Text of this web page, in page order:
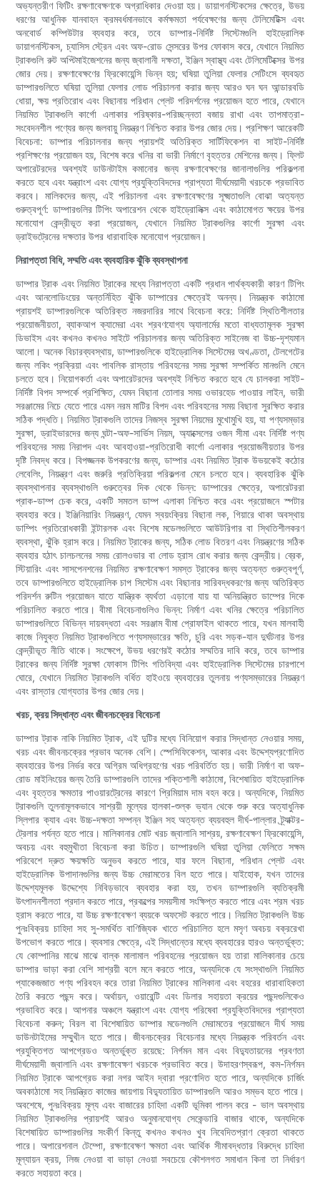
অভ্যন্তরীণ ফিটিং রক্ষণাবেক্ষণকে অগ্রাধিকার দেওয়া হয়। ডায়াগনস্টিকসের ক্ষেত্রে, উভয়
ধরণের আধুনিক যানবাহন ক্রমবর্ধমানভাবে কর্মক্ষমতা পর্যবেক্ষণের জন্য টেলিমেটিক্স এবং
অনবোর্ড কম্পিউটার ব্যবহার করে, তবে ডাম্পার-নির্দিষ্ট সিস্টেমগুলি হাইড্রোলিক
ডায়াগনস্টিকস, চ্যাসিস স্ট্রেন এবং অফ-রোড সেন্সরের উপর ফোকাস করে, যেখানে নিয়মিত
ট্রাকগুলি রুট অপ্টিমাইজেশনের জন্য জ্বালানী দক্ষতা, ইঞ্জিন স্বাস্থ্য এবং টেলিমেটিক্সের উপর
জোর দেয়। রক্ষণাবেক্ষণের ফ্রিকোয়েন্সি ভিন্ন হয়; ঘষিয়া তুলিয়া ফেলার সেটিংসে ব্যবহৃত
ডাম্পারগুলিতে ঘষিয়া তুলিয়া ফেলার লোড পরিচালনা করার জন্য আরও ঘন ঘন আন্ডারবডি
ধোয়া, ক্ষয় প্রতিরোধ এবং বিছানায় পরিধান প্লেট পরিদর্শনের প্রয়োজন হতে পারে, যেখানে
নিয়মিত ট্রাকগুলি কার্গো এলাকার পরিষ্কার-পরিচ্ছন্নতা বজায় রাখা এবং তাপমাত্রা-
সংবেদনশীল পণ্যের জন্য জলবায়ু নিয়ন্ত্রণ নিশ্চিত করার উপর জোর দেয়। প্রশিক্ষণ আরেকটি
বিবেচনা: ডাম্পার পরিচালনার জন্য প্রায়শই অতিরিক্ত সার্টিফিকেশন বা সাইট-নির্দিষ্ট
প্রশিক্ষণের প্রয়োজন হয়, বিশেষ করে খনির বা ভারী নির্মাণে বৃহত্তর মেশিনের জন্য। ফ্লিট
অপারেটরদের অবশ্যই ডাউনটাইম কমানোর জন্য রক্ষণাবেক্ষণের জানালাগুলির পরিকল্পনা
করতে হবে এবং যন্ত্রাংশ এবং যোগ্য প্রযুক্তিবিদদের প্রাপ্যতা দীর্ঘমেয়াদী খরচকে প্রভাবিত
করবে। মালিকদের জন্য, এই পরিচালনা এবং রক্ষণাবেক্ষণের সূক্ষ্মতাগুলি বোঝা অত্যন্ত
গুরুত্বপূর্ণ: ডাম্পারগুলির টিপিং অপারেশন থেকে হাইড্রোলিক্স এবং কাঠামোগত ক্ষয়ের উপর
মনোযোগ কেন্দ্রীভূত করা প্রয়োজন, যেখানে নিয়মিত ট্রাকগুলির কার্গো সুরক্ষা এবং
ড্রাইভট্রেনের দক্ষতার উপর ধারাবাহিক মনোযোগ প্রয়োজন।
নিরাপত্তা বিধি, সম্মতি এবং ব্যবহারিক ঝুঁকি ব্যবস্থাপনা
ডাম্পার ট্রাক এবং নিয়মিত ট্রাকের মধ্যে নিরাপত্তা একটি প্রধান পার্থক্যকারী কারণ টিপিং
এবং আনলোডিংয়ের অন্তর্নিহিত ঝুঁকি ডাম্পারের ক্ষেত্রেই অনন্য। নিয়ন্ত্রক কাঠামো
প্রায়শই ডাম্পারগুলিকে অতিরিক্ত নজরদারির সাথে বিবেচনা করে: নির্দিষ্ট স্থিতিশীলতার
প্রয়োজনীয়তা, ব্যাকআপ ক্যামেরা এবং শ্রবণযোগ্য অ্যালার্মের মতো বাধ্যতামূলক সুরক্ষা
ডিভাইস এবং কখনও কখনও সাইটে পরিচালনার জন্য অতিরিক্ত সাইনেজ বা উচ্চ-দৃশ্যমান
আলো। অনেক বিচারব্যবস্থায়, ডাম্পারগুলিকে হাইড্রোলিক সিস্টেমের অখণ্ডতা, টেলগেটের
জন্য লকিং প্রক্রিয়া এবং পাবলিক রাস্তায় পরিবহনের সময় সুরক্ষা সম্পর্কিত মানগুলি মেনে
চলতে হবে। নিয়োগকর্তা এবং অপারেটরদের অবশ্যই নিশ্চিত করতে হবে যে চালকরা সাইট-
নির্দিষ্ট বিপদ সম্পর্কে প্রশিক্ষিত, যেমন বিছানা তোলার সময় ওভারহেড পাওয়ার লাইন, ভারী
সরঞ্জামের নিচে যেতে পারে এমন নরম মাটির বিপদ এবং পরিবহনের সময় বিছানা সুরক্ষিত করার
সঠিক পদ্ধতি। নিয়মিত ট্রাকগুলি তাদের নিজস্ব সুরক্ষা নিয়মের মুখোমুখি হয়, যা পণ্যসম্ভার
সুরক্ষা, ড্রাইভারদের জন্য ঘন্টা-অফ-সার্ভিস নিয়ম, অ্যাক্সেলের ওজন সীমা এবং নির্দিষ্ট পণ্য
পরিবহনের সময় নিরাপদ এবং আবহাওয়া-প্রতিরোধী কার্গো এলাকার প্রয়োজনীয়তার উপর
দৃষ্টি নিবদ্ধ করে। বিপজ্জনক উপকরণের জন্য, ডাম্পার এবং নিয়মিত ট্রাক উভয়কেই কঠোর
লেবেলিং, নিয়ন্ত্রণ এবং জরুরি প্রতিক্রিয়া পরিকল্পনা মেনে চলতে হবে। ব্যবহারিক ঝুঁকি
ব্যবস্থাপনার ব্যবস্থাগুলি গুরুত্বের দিক থেকে ভিন্ন: ডাম্পারের ক্ষেত্রে, অপারেটররা
প্রাক-ডাম্প চেক করে, একটি সমতল ডাম্প এলাকা নিশ্চিত করে এবং প্রয়োজনে স্পটার
ব্যবহার করে। ইঞ্জিনিয়ারিং নিয়ন্ত্রণ, যেমন স্বয়ংক্রিয় বিছানা লক, গিয়ারে থাকা অবস্থায়
ডাম্পিং প্রতিরোধকারী ইন্টারলক এবং বিশেষ মডেলগুলিতে আউটরিগার বা স্থিতিশীলকরণ
ব্যবস্থা, ঝুঁকি হ্রাস করে। নিয়মিত ট্রাকের জন্য, সঠিক লোড বিতরণ এবং নিয়ন্ত্রণের সঠিক
ব্যবহার হঠাৎ চালচলনের সময় রোলওভার বা লোড হ্রাস রোধ করার জন্য কেন্দ্রীয়। ব্রেক,
স্টিয়ারিং এবং সাসপেনশনের নিয়মিত রক্ষণাবেক্ষণ সমস্ত ট্রাকের জন্য অত্যন্ত গুরুত্বপূর্ণ,
তবে ডাম্পারগুলিতে হাইড্রোলিক চাপ সিস্টেম এবং বিছানার সারিবদ্ধকরণের জন্য অতিরিক্ত
পরিদর্শন রুটিন প্রয়োজন যাতে যান্ত্রিক ব্যর্থতা এড়ানো যায় যা অনিয়ন্ত্রিত ডাম্পের দিকে
পরিচালিত করতে পারে। বীমা বিবেচনাগুলিও ভিন্ন: নির্মাণ এবং খনির ক্ষেত্রে পরিচালিত
ডাম্পারগুলিতে বিভিন্ন দায়বদ্ধতা এবং সরঞ্জাম বীমা প্রোফাইল থাকতে পারে, যখন মালবাহী
কাজে নিযুক্ত নিয়মিত ট্রাকগুলিতে পণ্যসম্ভারের ক্ষতি, চুরি এবং সড়ক-যান দুর্ঘটনার উপর
কেন্দ্রীভূত নীতি থাকে। সংক্ষেপে, উভয় ধরণেরই কঠোর সম্মতির দাবি করে, তবে ডাম্পার
ট্রাকের জন্য নির্দিষ্ট সুরক্ষা ফোকাস টিপিং গতিবিদ্যা এবং হাইড্রোলিক সিস্টেমের চারপাশে
ঘোরে, যেখানে নিয়মিত ট্রাকগুলি বর্ধিত হাইওয়ে ব্যবহারের তুলনায় পণ্যসম্ভারের নিয়ন্ত্রণ
এবং রাস্তার যোগ্যতার উপর জোর দেয়।
খরচ, ক্রয় সিদ্ধান্ত এবং জীবনচক্রের বিবেচনা
ডাম্পার ট্রাক নাকি নিয়মিত ট্রাক, এই দুটির মধ্যে বিনিয়োগ করার সিদ্ধান্ত নেওয়ার সময়,
খরচ এবং জীবনচক্রের প্রভাব অনেক বেশি। স্পেসিফিকেশন, আকার এবং উদ্দেশ্যপ্রণোদিত
ব্যবহারের উপর নির্ভর করে অগ্রিম অধিগ্রহণের খরচ পরিবর্তিত হয়। ভারী নির্মাণ বা অফ-
রোড মাইনিংয়ের জন্য তৈরি ডাম্পারগুলি তাদের শক্তিশালী কাঠামো, বিশেষায়িত হাইড্রোলিক
এবং বৃহত্তর ক্ষমতার পাওয়ারট্রেনের কারণে প্রিমিয়াম দাম বহন করে। অন্যদিকে, নিয়মিত
ট্রাকগুলি তুলনামূলকভাবে সাশ্রয়ী মূল্যের হালকা-শুল্ক ভ্যান থেকে শুরু করে অত্যাধুনিক
স্লিপার ক্যাব এবং উচ্চ-দক্ষতা সম্পন্ন ইঞ্জিন সহ অত্যন্ত ব্যয়বহুল দীর্ঘ-পাল্লার ট্র্যাক্টর-
ট্রেলার পর্যন্ত হতে পারে। মালিকানার মোট খরচ জ্বালানি সাশ্রয়, রক্ষণাবেক্ষণ ফ্রিকোয়েন্সি,
অবচয় এবং বহুমুখীতা বিবেচনা করা উচিত। ডাম্পারগুলি ঘষিয়া তুলিয়া ফেলিতে সক্ষম
পরিবেশে দ্রুত ক্ষয়ক্ষতি অনুভব করতে পারে, যার ফলে বিছানা, পরিধান প্লেট এবং
হাইড্রোলিক উপাদানগুলির জন্য উচ্চ মেরামতের বিল হতে পারে। যাইহোক, যখন তাদের
উদ্দেশ্যমূলক উদ্দেশ্যে নিবিড়ভাবে ব্যবহার করা হয়, তখন ডাম্পারগুলি ব্যতিক্রমী
উৎপাদনশীলতা প্রদান করতে পারে, প্রকল্পের সময়সীমা সংক্ষিপ্ত করতে পারে এবং শ্রম খরচ
হ্রাস করতে পারে, যা উচ্চ রক্ষণাবেক্ষণ ব্যয়কে অফসেট করতে পারে। নিয়মিত ট্রাকগুলি উচ্চ
পুনঃবিক্রয় চাহিদা সহ সু-সমর্থিত বাণিজ্যিক খাতে পরিচালিত হলে মসৃণ অবচয় বক্ররেখা
উপভোগ করতে পারে। ব্যবসার ক্ষেত্রে, এই সিদ্ধান্তের মধ্যে ব্যবহারের হারও অন্তর্ভুক্ত:
যে কোম্পানির মাঝে মাঝে বাল্ক মালামাল পরিবহনের প্রয়োজন হয় তারা মালিকানার চেয়ে
ডাম্পার ভাড়া করা বেশি সাশ্রয়ী বলে মনে করতে পারে, অন্যদিকে যে সংস্থাগুলি নিয়মিত
প্যাকেজজাত পণ্য পরিবহন করে তারা নিয়মিত ট্রাকের মালিকানা এবং বহরের ধারাবাহিকতা
তৈরি করতে পছন্দ করে। অর্থায়ন, ওয়ারেন্টি এবং ডিলার সহায়তা ক্রয়ের পছন্দগুলিকেও
প্রভাবিত করে। আপনার অঞ্চলে যন্ত্রাংশ এবং যোগ্য পরিষেবা প্রযুক্তিবিদদের প্রাপ্যতা
বিবেচনা করুন; বিরল বা বিশেষায়িত ডাম্পার মডেলগুলি মেরামতের প্রয়োজনে দীর্ঘ সময়
ডাউনটাইমের সম্মুখীন হতে পারে। জীবনচক্রের বিবেচনার মধ্যে নিয়ন্ত্রক পরিবর্তন এবং
প্রযুক্তিগত আপগ্রেডও অন্তর্ভুক্ত রয়েছে: নির্গমন মান এবং বিদ্যুতায়নের প্রবণতা
দীর্ঘমেয়াদী জ্বালানি এবং রক্ষণাবেক্ষণ খরচকে প্রভাবিত করে। উদাহরণস্বরূপ, কম-নির্গমন
নিয়মিত ট্রাকে আপগ্রেড করা নগর আইন দ্বারা প্রণোদিত হতে পারে, অন্যদিকে চার্জিং
অবকাঠামো সহ নিয়ন্ত্রিত কাজের জায়গায় বিদ্যুতায়িত ডাম্পারগুলি আরও সম্ভব হতে পারে।
অবশেষে, পুনঃবিক্রয় মূল্য এবং বাজারের চাহিদা একটি ভূমিকা পালন করে - ভাল অবস্থায়
নিয়মিত ট্রাকগুলির প্রায়শই আরও অনুমানযোগ্য সেকেন্ডারি বাজার থাকে, অন্যদিকে
বিশেষায়িত ডাম্পারগুলির সংকীর্ণ কিন্তু কখনও কখনও খুব নিবেদিতপ্রাণ ক্রেতা থাকতে
পারে। অপারেশনাল টেম্পো, রক্ষণাবেক্ষণ ক্ষমতা এবং আর্থিক সীমাবদ্ধতার বিরুদ্ধে চাহিদা
মূল্যায়ন ক্রয়, লিজ নেওয়া বা ভাড়া নেওয়া সবচেয়ে কৌশলগত সমাধান কিনা তা নির্ধারণ
করতে সহায়তা করে।